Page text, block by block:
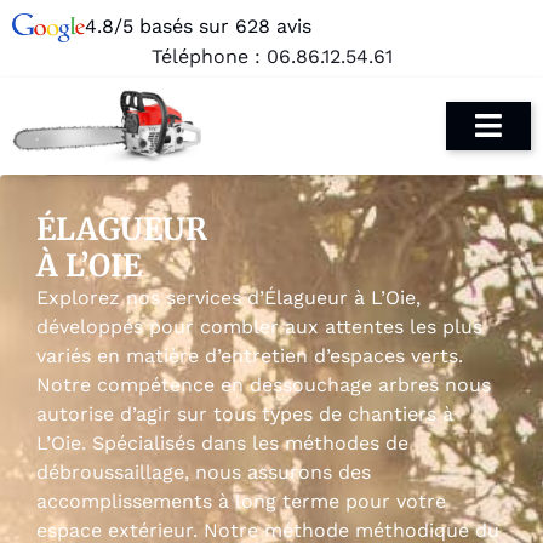
4.8/5 basés sur 628 avis
Téléphone : 06.86.12.54.61
ÉLAGUEUR
À L’OIE
Explorez nos services d’Élagueur à L’Oie,
développés pour combler aux attentes les plus
variés en matière d’entretien d’espaces verts.
Notre compétence en dessouchage arbres nous
autorise d’agir sur tous types de chantiers à
L’Oie. Spécialisés dans les méthodes de
débroussaillage, nous assurons des
accomplissements à long terme pour votre
espace extérieur. Notre méthode méthodique du